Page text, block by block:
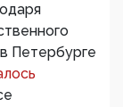
Петербурге